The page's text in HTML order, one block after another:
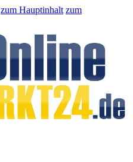
zum Hauptinhalt zum